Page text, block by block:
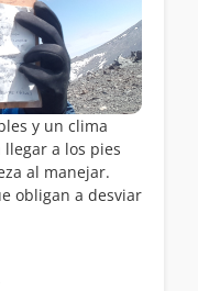
y un clima
a los pies
al manejar.
obligan a desviar